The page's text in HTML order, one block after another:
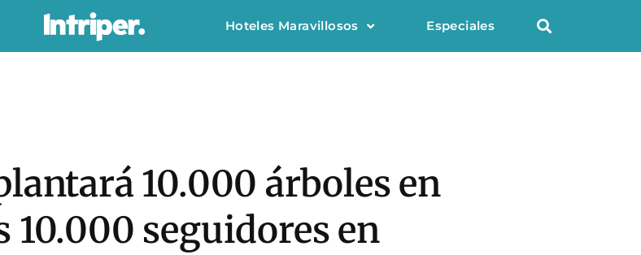
Hoteles Maravillosos Especiales
10.000 árboles en
seguidores en